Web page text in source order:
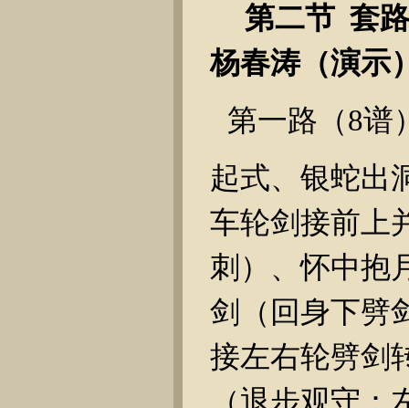
第二节 套
杨春涛（演示
第一路（8谱
起式、银蛇出
车轮剑接前上
刺）、怀中抱
剑（回身下劈
接左右轮劈剑
（退步观守